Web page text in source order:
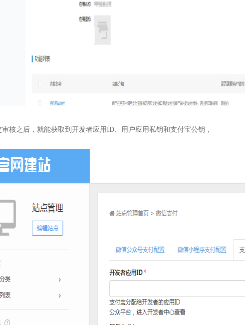
审核之后，就能获取到开发者应用ID、用户应用私钥和支付宝公钥，